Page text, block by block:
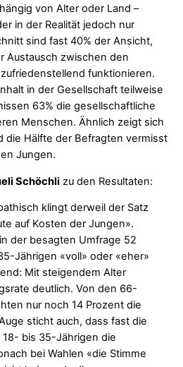
von Alter oder Land –
in der Realität jedoch nur
sind fast 40% der Ansicht,
Austausch zwischen den
funktionieren.
in der Gesellschaft teilweise
63% die gesellschaftliche
Menschen. Ähnlich zeigt sich
die Hälfte der Befragten vermisst
Jungen.
Schöchli zu den Resultaten:
klingt derweil der Satz
auf Kosten der Jungen».
der besagten Umfrage 52
Jährigen «voll» oder «eher»
Mit steigendem Alter
deutlich. Von den 66-
nur noch 14 Prozent die
sticht auch, dass fast die
bis 35-Jährigen die
bei Wahlen «die Stimme